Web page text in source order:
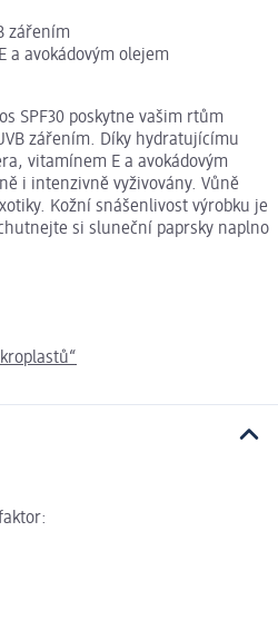
zářením
a avokádovým olejem
SPF30 poskytne vašim rtům
zářením. Díky hydratujícímu
vitamínem E a avokádovým
i intenzivně vyživovány. Vůně
Kožní snášenlivost výrobku je
si sluneční paprsky naplno